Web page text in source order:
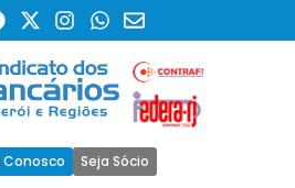
Conosco Seja Sócio